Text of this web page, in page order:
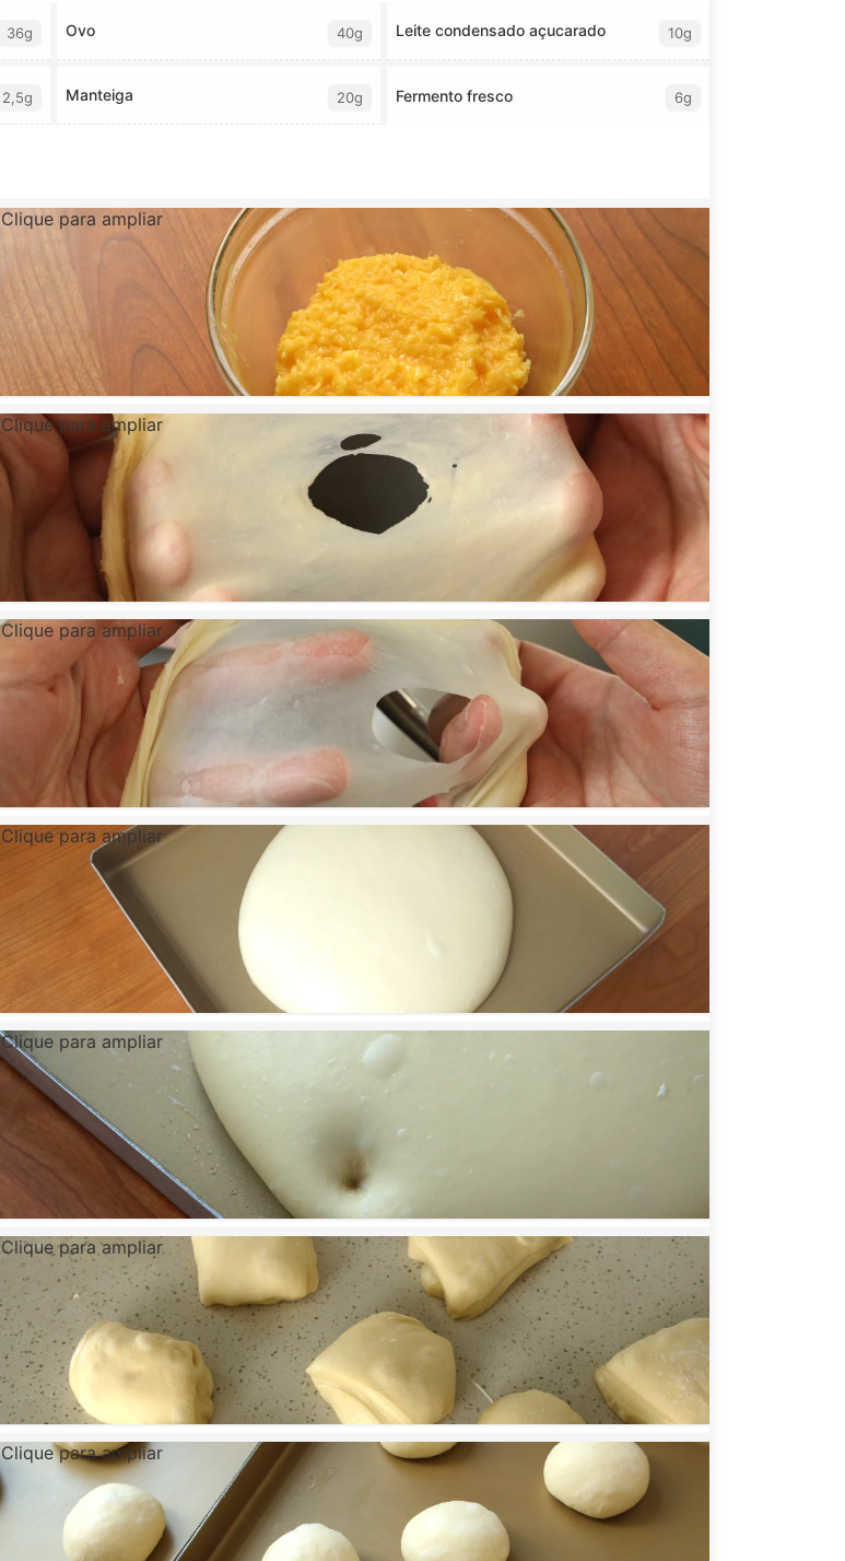
36g Ovo 40g Leite condensado açucarado 10g
2,5g Manteiga 20g Fermento fresco 6g
Clique para ampliar
Clique para ampliar
Clique para ampliar
Clique para ampliar
Clique para ampliar
Clique para ampliar
Clique para ampliar